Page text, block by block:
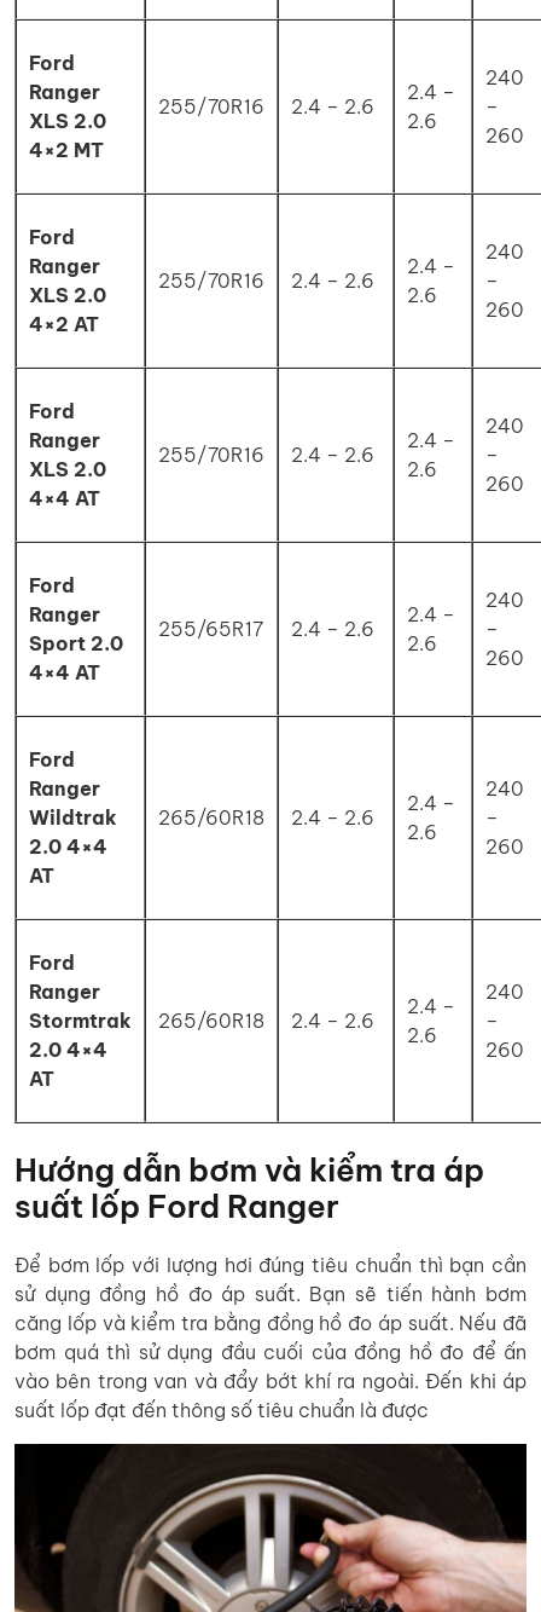
Ford
Ranger
XLS 2.0
4×2 MT
255/70R16 2.4 – 2.6
2.4 –
2.6
240
–
260
Ford
Ranger
XLS 2.0
4×2 AT
255/70R16 2.4 – 2.6
2.4 –
2.6
240
–
260
Ford
Ranger
XLS 2.0
4×4 AT
255/70R16 2.4 – 2.6
2.4 –
2.6
240
–
260
Ford
Ranger
Sport 2.0
4×4 AT
255/65R17 2.4 – 2.6
2.4 –
2.6
240
–
260
Ford
Ranger
Wildtrak
2.0 4×4
AT
265/60R18 2.4 – 2.6
2.4 –
2.6
240
–
260
Ford
Ranger
Stormtrak
2.0 4×4
AT
265/60R18 2.4 – 2.6
2.4 –
2.6
240
–
260
Hướng dẫn bơm và kiểm tra áp
suất lốp Ford Ranger
Để bơm lốp với lượng hơi đúng tiêu chuẩn thì bạn cần
sử dụng đồng hồ đo áp suất. Bạn sẽ tiến hành bơm
căng lốp và kiểm tra bằng đồng hồ đo áp suất. Nếu đã
bơm quá thì sử dụng đầu cuối của đồng hồ đo để ấn
vào bên trong van và đẩy bớt khí ra ngoài. Đến khi áp
suất lốp đạt đến thông số tiêu chuẩn là được